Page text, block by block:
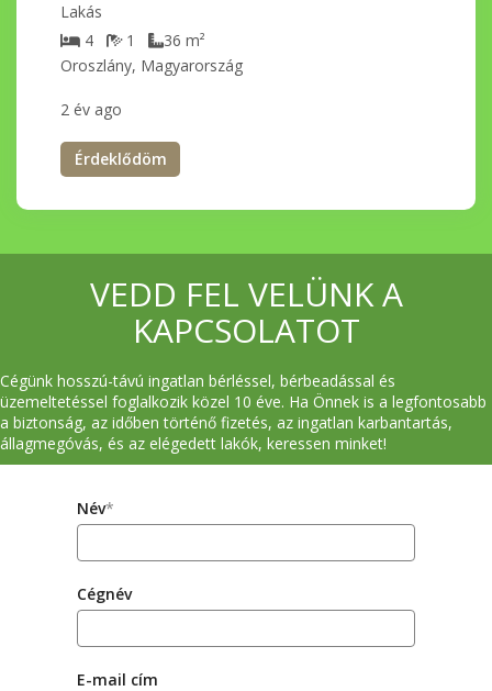
Lakás
Oroszlány, Magyarország
4 1 36 m²
2 év ago
Érdeklődöm
VEDD FEL VELÜNK A
KAPCSOLATOT
Cégünk hosszú-távú ingatlan bérléssel, bérbeadással és
üzemeltetéssel foglalkozik közel 10 éve. Ha Önnek is a legfontosabb
a biztonság, az időben történő fizetés, az ingatlan karbantartás,
állagmegóvás, és az elégedett lakók, keressen minket!
Név*
Cégnév
E-mail cím